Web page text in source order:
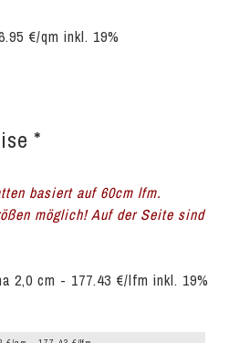
€/qm inkl. 19%
*
basiert auf 60cm lfm.
möglich! Auf der Seite sind
2,0 cm - 177.43 €/lfm inkl. 19%